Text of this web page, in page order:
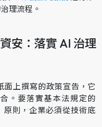
理流程。
安：落實 AI 治理
面上撰寫的政策宣告，它
。要落實基本法規定的
原則，企業必須從技術底